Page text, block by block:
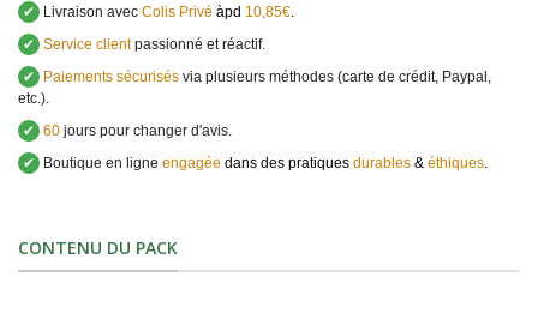
✔
Livraison avec Colis Privé àpd 10,85€.
✔ Service clientpassionné et réactif.
✔
Paiements sécurisés via plusieurs méthodes (carte de crédit, Paypal,
etc.).
✔ 60 jours pour changer d'avis.
✔
Boutique en ligne engagée dans des pratiques durables & éthiques.
CONTENU DU PACK